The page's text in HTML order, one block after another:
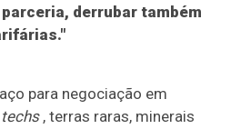
derrubar também
para negociação em
, terras raras, minerais